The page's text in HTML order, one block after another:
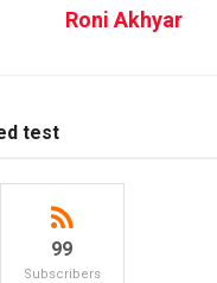
Roni Akhyar
test
99
Subscribers